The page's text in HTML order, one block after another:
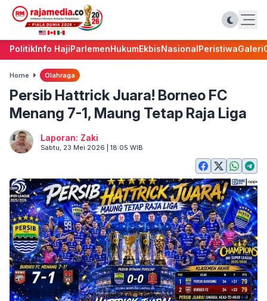
PolitikInfo HajiParlemenHukumEkbisNasionalPeristiwaGaleri
Home Olahraga
Persib Hattrick Juara! Borneo FC
Menang 7-1, Maung Tetap Raja Liga
Laporan: Zaki
Sabtu, 23 Mei 2026 | 18:05 WIB